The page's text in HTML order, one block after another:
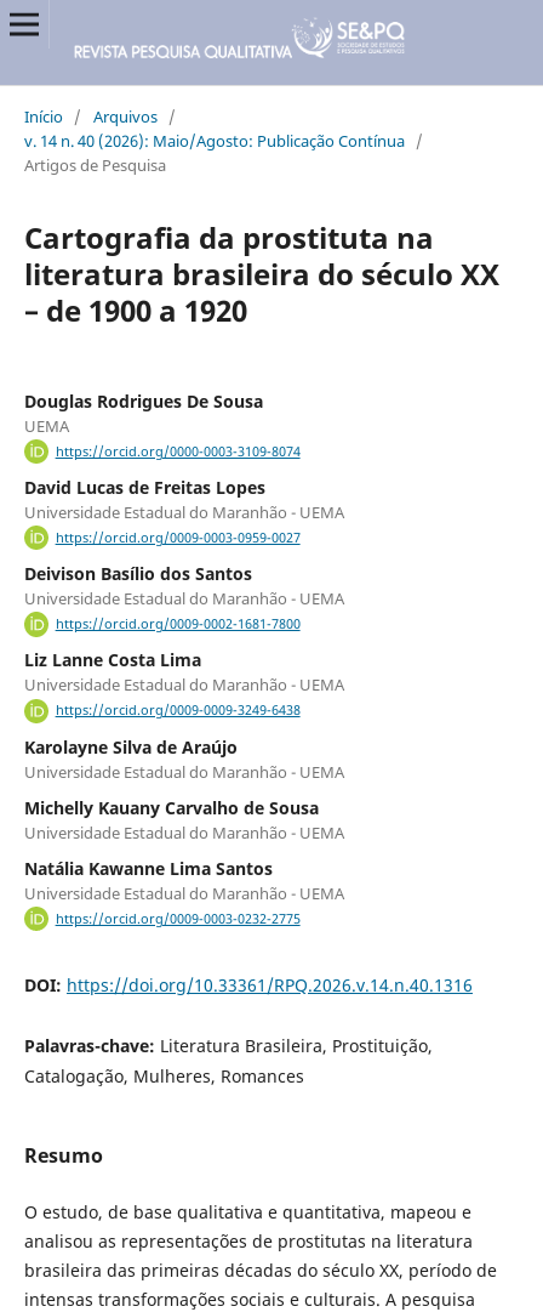
Início / Arquivos /
v. 14 n. 40 (2026): Maio/Agosto: Publicação Contínua /
Artigos de Pesquisa
Cartografia da prostituta na
literatura brasileira do século XX
– de 1900 a 1920
Douglas Rodrigues De Sousa
UEMA
https://orcid.org/0000-0003-3109-8074
David Lucas de Freitas Lopes
Universidade Estadual do Maranhão - UEMA
https://orcid.org/0009-0003-0959-0027
Deivison Basílio dos Santos
Universidade Estadual do Maranhão - UEMA
https://orcid.org/0009-0002-1681-7800
Liz Lanne Costa Lima
Universidade Estadual do Maranhão - UEMA
https://orcid.org/0009-0009-3249-6438
Karolayne Silva de Araújo
Universidade Estadual do Maranhão - UEMA
Michelly Kauany Carvalho de Sousa
Universidade Estadual do Maranhão - UEMA
Natália Kawanne Lima Santos
Universidade Estadual do Maranhão - UEMA
https://orcid.org/0009-0003-0232-2775
DOI: https://doi.org/10.33361/RPQ.2026.v.14.n.40.1316
Palavras-chave: Literatura Brasileira, Prostituição,
Catalogação, Mulheres, Romances
Resumo
O estudo, de base qualitativa e quantitativa, mapeou e
analisou as representações de prostitutas na literatura
brasileira das primeiras décadas do século XX, período de
intensas transformações sociais e culturais. A pesquisa